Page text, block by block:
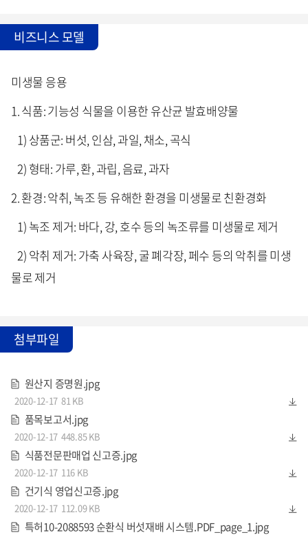
비즈니스 모델
미생물 응용
1. 식품: 기능성 식물을 이용한 유산균 발효배양물
1) 상품군: 버섯, 인삼, 과일, 채소, 곡식
2) 형태: 가루, 환, 과립, 음료, 과자
2. 환경: 악취, 녹조 등 유해한 환경을 미생물로 친환경화
1) 녹조 제거: 바다, 강, 호수 등의 녹조류를 미생물로 제거
2) 악취 제거: 가축 사육장, 굴 폐각장, 페수 등의 악취를 미생
물로 제거
첨부파일
원산지 증명원.jpg
2020-12-17 81 KB
품목보고서.jpg
2020-12-17 448.85 KB
식품전문판매업 신고증.jpg
2020-12-17 116 KB
건기식 영업신고증.jpg
2020-12-17 112.09 KB
특허10-2088593 순환식 버섯재배 시스템.PDF_page_1.jpg